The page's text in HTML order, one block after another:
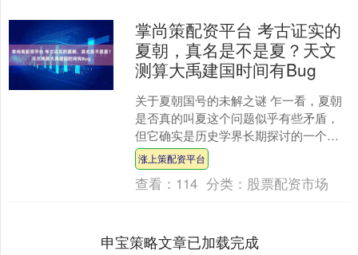
掌尚策配资平台 考古证实的
夏朝，真名是不是夏？天文
测算大禹建国时间有Bug
关于夏朝国号的未解之谜 乍一看，夏朝
是否真的叫夏这个问题似乎有些矛盾，
但它确实是历史学界长期探讨的一个谜
团。通常情况下，一个朝代的国号都是
由开国君主确立的，并带....
涨上策配资平台
查看： 114 分类： 股票配资市场
申宝策略文章已加载完成